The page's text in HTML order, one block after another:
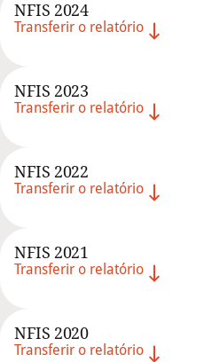
NFIS 2024
Transferir o relatório
NFIS 2023
Transferir o relatório
NFIS 2022
Transferir o relatório
NFIS 2021
Transferir o relatório
NFIS 2020
Transferir o relatório